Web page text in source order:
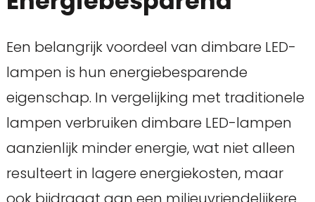
Een belangrijk voordeel van dimbare LED-
lampen is hun energiebesparende
eigenschap. In vergelijking met traditionele
lampen verbruiken dimbare LED-lampen
aanzienlijk minder energie, wat niet alleen
resulteert in lagere energiekosten, maar